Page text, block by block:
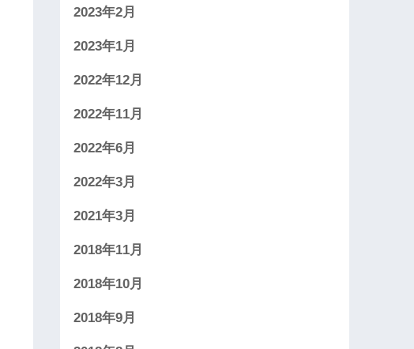
2023年2月
2023年1月
2022年12月
2022年11月
2022年6月
2022年3月
2021年3月
2018年11月
2018年10月
2018年9月